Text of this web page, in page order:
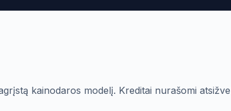
kainodaros modelį. Kreditai nurašomi